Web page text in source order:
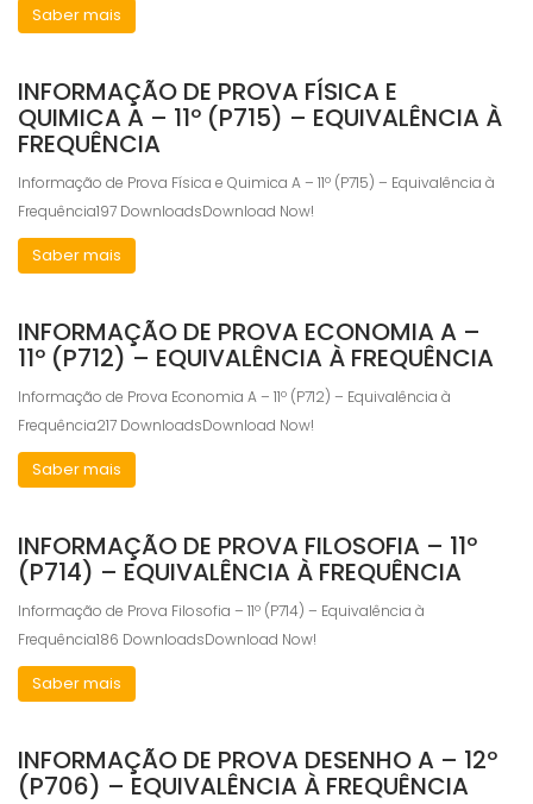
Saber mais
INFORMAÇÃO DE PROVA FÍSICA E
QUIMICA A – 11º (P715) – EQUIVALÊNCIA À
FREQUÊNCIA
Informação de Prova Física e Quimica A – 11º (P715) – Equivalência à
Frequência197 DownloadsDownload Now!
Saber mais
INFORMAÇÃO DE PROVA ECONOMIA A –
11º (P712) – EQUIVALÊNCIA À FREQUÊNCIA
Informação de Prova Economia A – 11º (P712) – Equivalência à
Frequência217 DownloadsDownload Now!
Saber mais
INFORMAÇÃO DE PROVA FILOSOFIA – 11º
(P714) – EQUIVALÊNCIA À FREQUÊNCIA
Informação de Prova Filosofia – 11º (P714) – Equivalência à
Frequência186 DownloadsDownload Now!
Saber mais
INFORMAÇÃO DE PROVA DESENHO A – 12º
(P706) – EQUIVALÊNCIA À FREQUÊNCIA